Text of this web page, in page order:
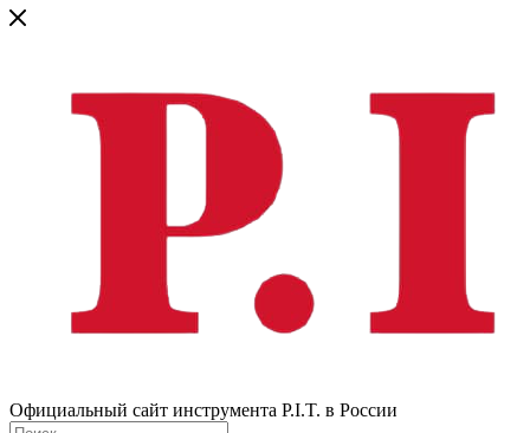
Официальный сайт инструмента P.I.T. в России